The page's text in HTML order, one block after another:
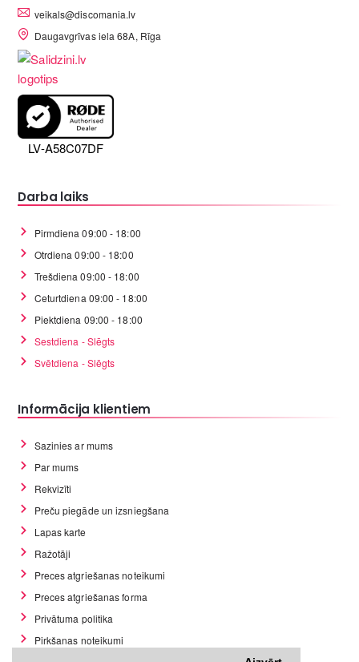
veikals@discomania.lv
Daugavgrīvas iela 68A, Rīga
LV-A58C07DF
Darba laiks
Pirmdiena 09:00 - 18:00
Otrdiena 09:00 - 18:00
Trešdiena 09:00 - 18:00
Ceturtdiena 09:00 - 18:00
Piektdiena 09:00 - 18:00
Sestdiena - Slēgts
Svētdiena - Slēgts
Informācija klientiem
Sazinies ar mums
Par mums
Rekvizīti
Preču piegāde un izsniegšana
Lapas karte
Ražotāji
Preces atgriešanas noteikumi
Preces atgriešanas forma
Privātuma politika
Pirkšanas noteikumi